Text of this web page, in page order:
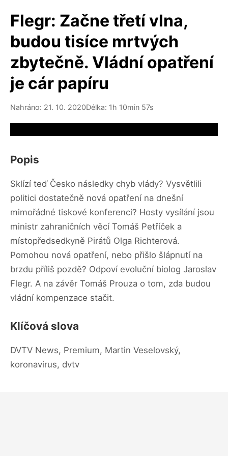
Flegr: Začne třetí vlna,
budou tisíce mrtvých
zbytečně. Vládní opatření
je cár papíru
Nahráno: 21. 10. 2020Délka: 1h 10min 57s
Popis
Sklízí teď Česko následky chyb vlády? Vysvětlili
politici dostatečně nová opatření na dnešní
mimořádné tiskové konferenci? Hosty vysílání jsou
ministr zahraničních věcí Tomáš Petříček a
místopředsedkyně Pirátů Olga Richterová.
Pomohou nová opatření, nebo přišlo šlápnutí na
brzdu příliš pozdě? Odpoví evoluční biolog Jaroslav
Flegr. A na závěr Tomáš Prouza o tom, zda budou
vládní kompenzace stačit.
Klíčová slova
DVTV News, Premium, Martin Veselovský,
koronavirus, dvtv